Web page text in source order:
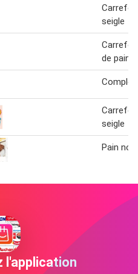
seigle
de pain
Complet
seigle
Pain
l'application